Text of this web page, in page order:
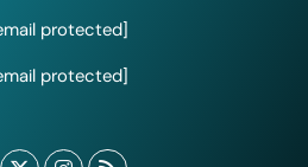
protected]
protected]